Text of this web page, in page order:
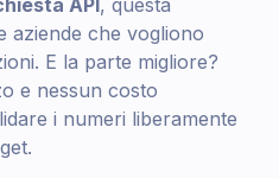
API, questa
aziende che vogliono
E la parte migliore?
e nessun costo
i numeri liberamente